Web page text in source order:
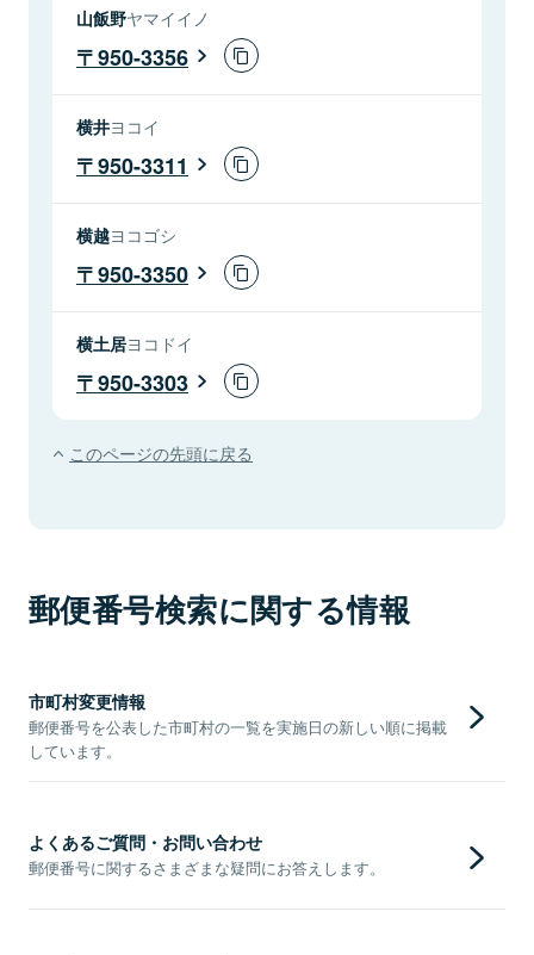
山飯野ヤマイイノ
950-3356
横井ヨコイ
950-3311
横越ヨコゴシ
950-3350
横土居ヨコドイ
950-3303
このページの先頭に戻る
郵便番号検索に関する情報
市町村変更情報
郵便番号を公表した市町村の一覧を実施日の新しい順に掲載
しています。
よくあるご質問・お問い合わせ
郵便番号に関するさまざまな疑問にお答えします。